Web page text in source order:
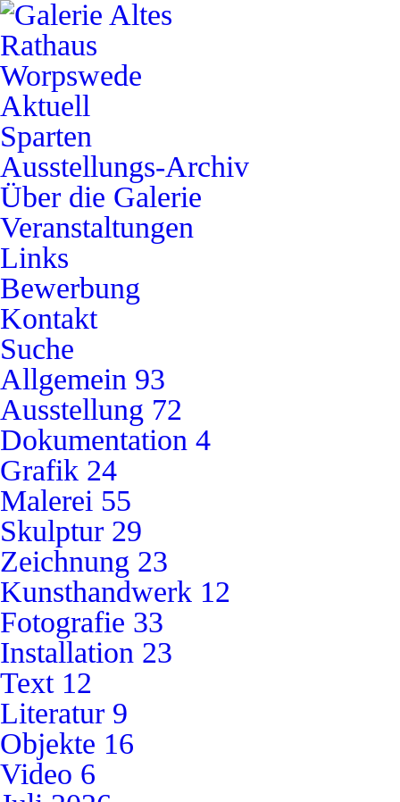
Aktuell
Sparten
Ausstellungs-Archiv
Über die Galerie
Veranstaltungen
Links
Bewerbung
Kontakt
Suche
Allgemein 93
Ausstellung 72
Dokumentation 4
Grafik 24
Malerei 55
Skulptur 29
Zeichnung 23
Kunsthandwerk 12
Fotografie 33
Installation 23
Text 12
Literatur 9
Objekte 16
Video 6